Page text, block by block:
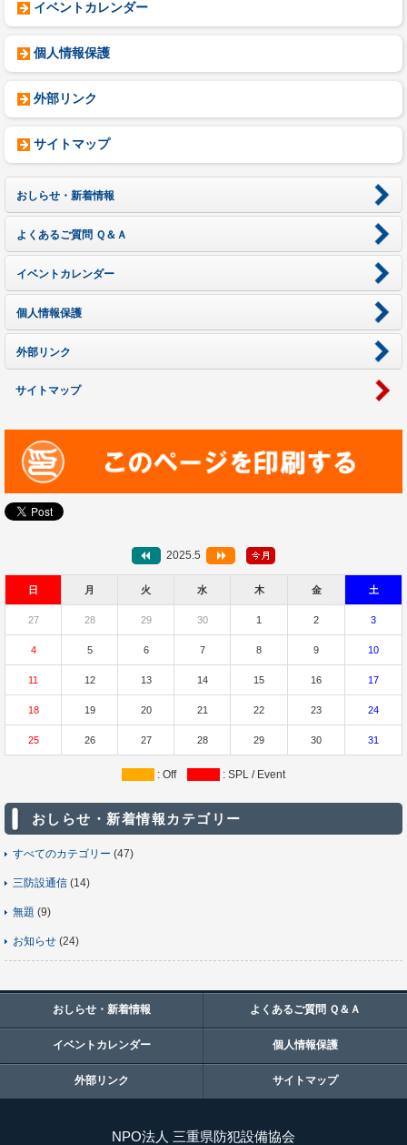
イベントカレンダー
個人情報保護
外部リンク
サイトマップ
おしらせ・新着情報
よくあるご質問 Ｑ＆Ａ
イベントカレンダー
個人情報保護
外部リンク
サイトマップ
2025.5
日 月 火 水 木 金 土
27 28 29 30 1 2 3
4 5 6 7 8 9 10
11 12 13 14 15 16 17
18 19 20 21 22 23 24
25 26 27 28 29 30 31
: Off : SPL / Event
おしらせ・新着情報カテゴリー
すべてのカテゴリー (47)
三防設通信 (14)
無題 (9)
お知らせ (24)
おしらせ・新着情報 よくあるご質問 Ｑ＆Ａ
イベントカレンダー 個人情報保護
外部リンク サイトマップ
NPO法人 三重県防犯設備協会